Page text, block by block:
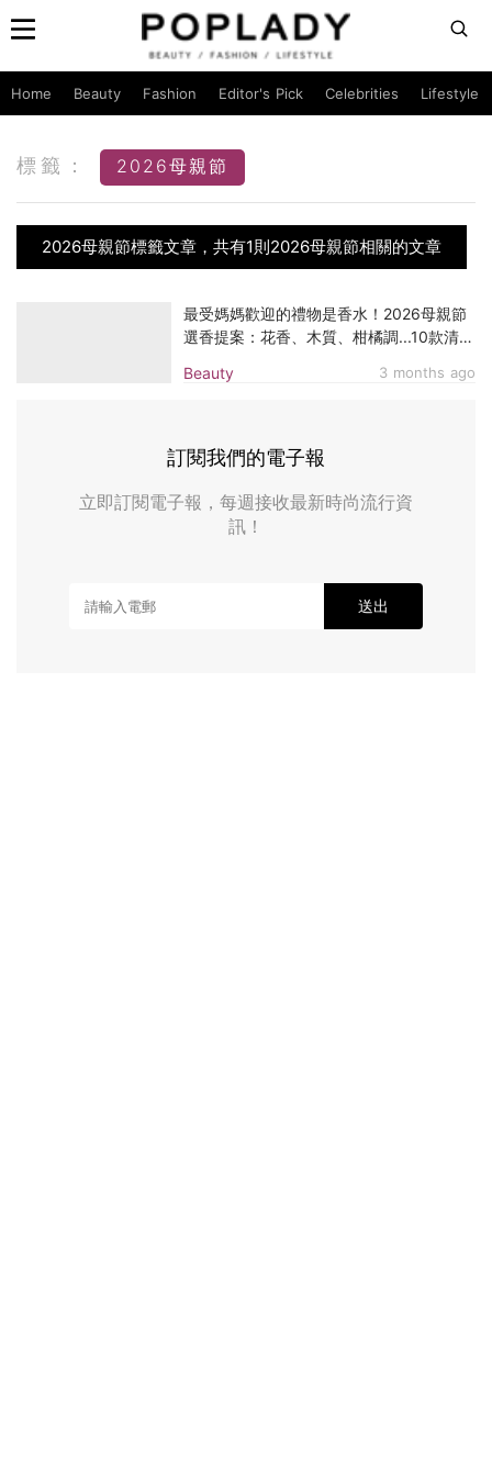
Home Beauty Fashion Editor's Pick Celebrities Lifestyle
標籤： 2026母親節
2026母親節標籤文章，共有1則2026母親節相關的文章
Beauty 3 months ago
最受媽媽歡迎的禮物是香水！2026母親節
選香提案：花香、木質、柑橘調...10款清單
訂閱我們的電子報
立即訂閱電子報，每週接收最新時尚流行資
訊！
送出